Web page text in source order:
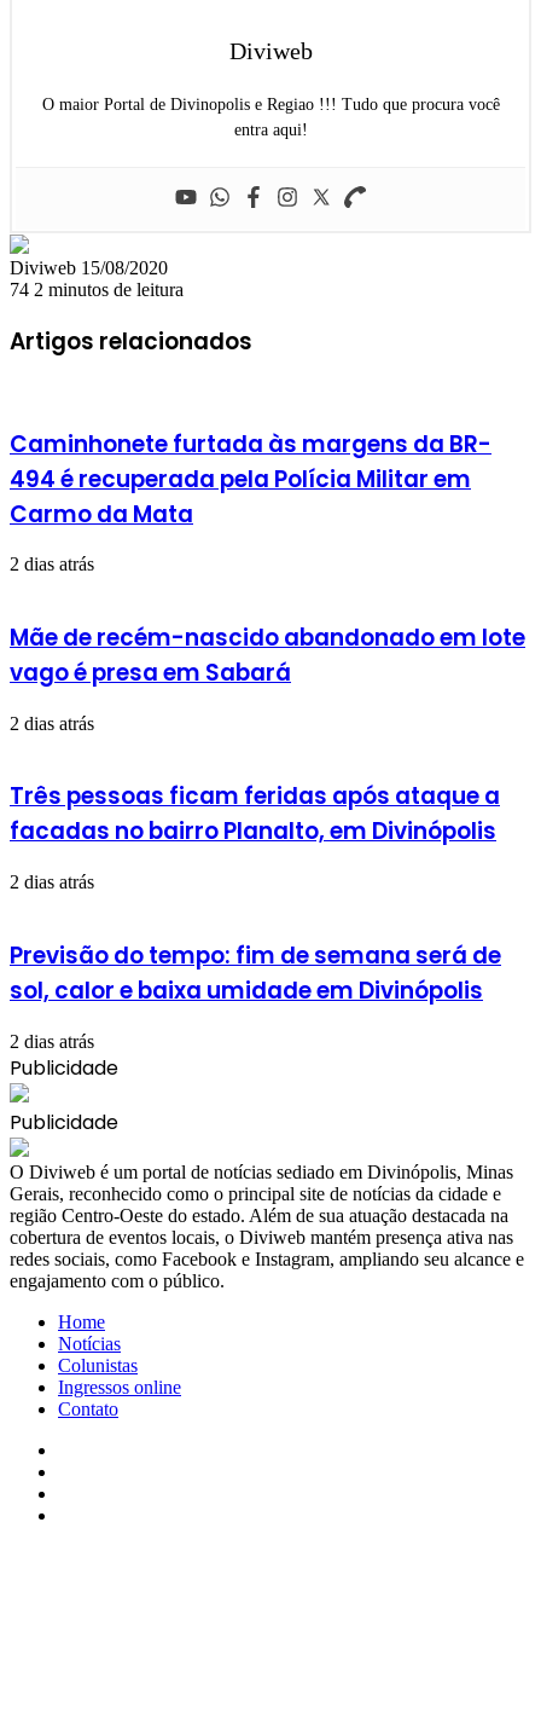
Diviweb
O maior Portal de Divinopolis e Regiao !!! Tudo que procura você
entra aqui!
Diviweb Mande
um
mail
15/08/2020
74 2 minutos de leitura
Artigos relacionados
Caminhonete furtada às margens da BR-
494 é recuperada pela Polícia Militar em
Carmo da Mata
2 dias atrás
Mãe de recém-nascido abandonado em lote
vago é presa em Sabará
2 dias atrás
Três pessoas ficam feridas após ataque a
facadas no bairro Planalto, em Divinópolis
2 dias atrás
Previsão do tempo: fim de semana será de
sol, calor e baixa umidade em Divinópolis
2 dias atrás
Publicidade
Publicidade
​O Diviweb é um portal de notícias sediado em Divinópolis, Minas
Gerais, reconhecido como o principal site de notícias da cidade e
região Centro-Oeste do estado. Além de sua atuação destacada na
cobertura de eventos locais, o Diviweb mantém presença ativa nas
redes sociais, como Facebook e Instagram, ampliando seu alcance e
engajamento com o público.
Home
Notícias
Colunistas
Ingressos online
Contato